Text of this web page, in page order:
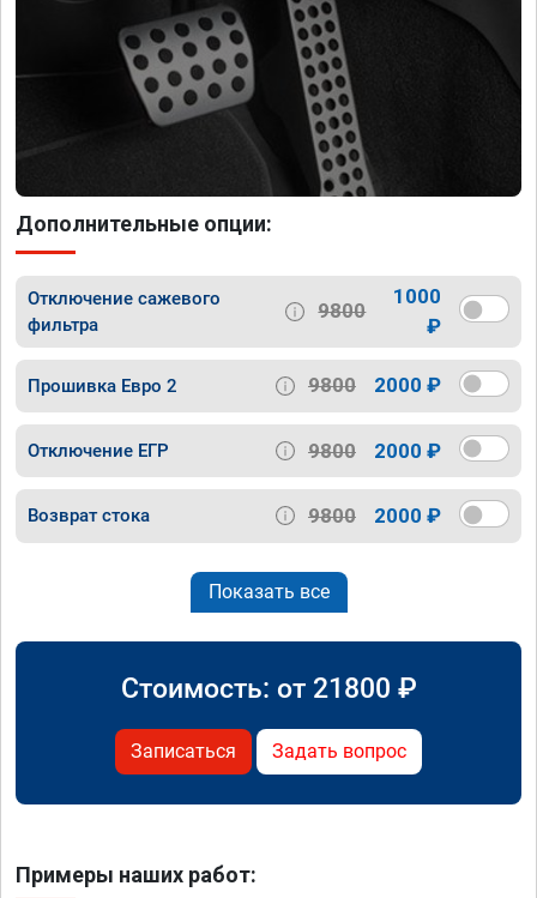
Дополнительные опции:
Отключение сажевого
фильтра
9800
1000
₽
Прошивка Евро 2 9800 2000 ₽
Отключение ЕГР 9800 2000 ₽
Возврат стока 9800 2000 ₽
Показать все
Стоимость: от 21800 ₽
Записаться Задать вопрос
Примеры наших работ: